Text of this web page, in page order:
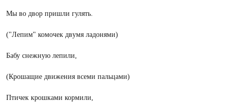
Мы во двор пришли гулять.
("Лепим" комочек двумя ладонями)
Бабу снежную лепили,
(Крошащие движения всеми пальцами)
Птичек крошками кормили,